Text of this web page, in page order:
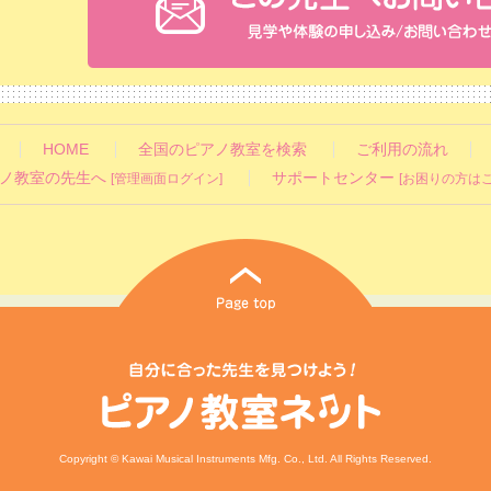
HOME 全国のピアノ教室を検索
ご利用の流れ
教室の先生へ [管理画面ログイン] サポートセンター [お困りの方は
Copyright © Kawai Musical Instruments Mfg. Co., Ltd. All Rights Reserved.